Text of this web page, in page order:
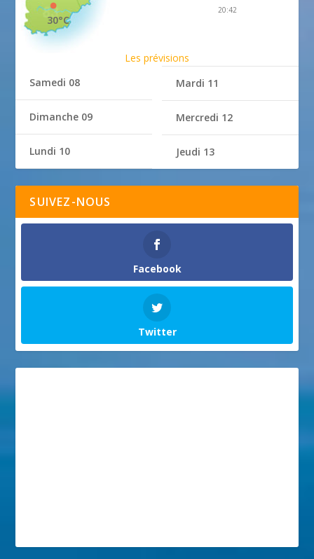
30°C
20:42
Les prévisions
Samedi 08
Dimanche 09
Lundi 10
Mardi 11
Mercredi 12
Jeudi 13
SUIVEZ-NOUS
Facebook
Twitter